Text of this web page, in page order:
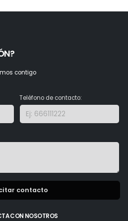
contigo
Teléfono de contacto:
contacto
CON NOSOTROS